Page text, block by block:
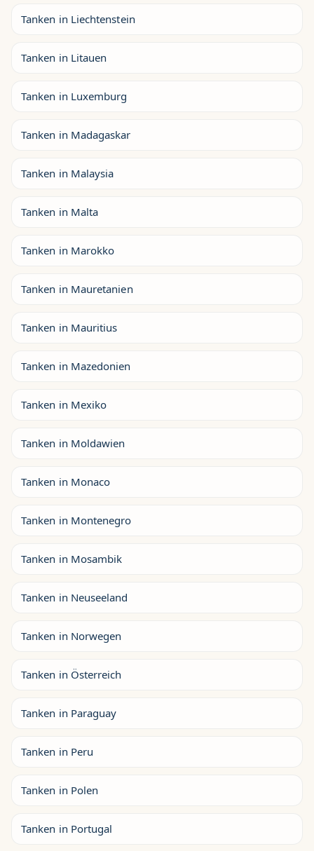
Tanken in Liechtenstein
Tanken in Litauen
Tanken in Luxemburg
Tanken in Madagaskar
Tanken in Malaysia
Tanken in Malta
Tanken in Marokko
Tanken in Mauretanien
Tanken in Mauritius
Tanken in Mazedonien
Tanken in Mexiko
Tanken in Moldawien
Tanken in Monaco
Tanken in Montenegro
Tanken in Mosambik
Tanken in Neuseeland
Tanken in Norwegen
Tanken in Österreich
Tanken in Paraguay
Tanken in Peru
Tanken in Polen
Tanken in Portugal